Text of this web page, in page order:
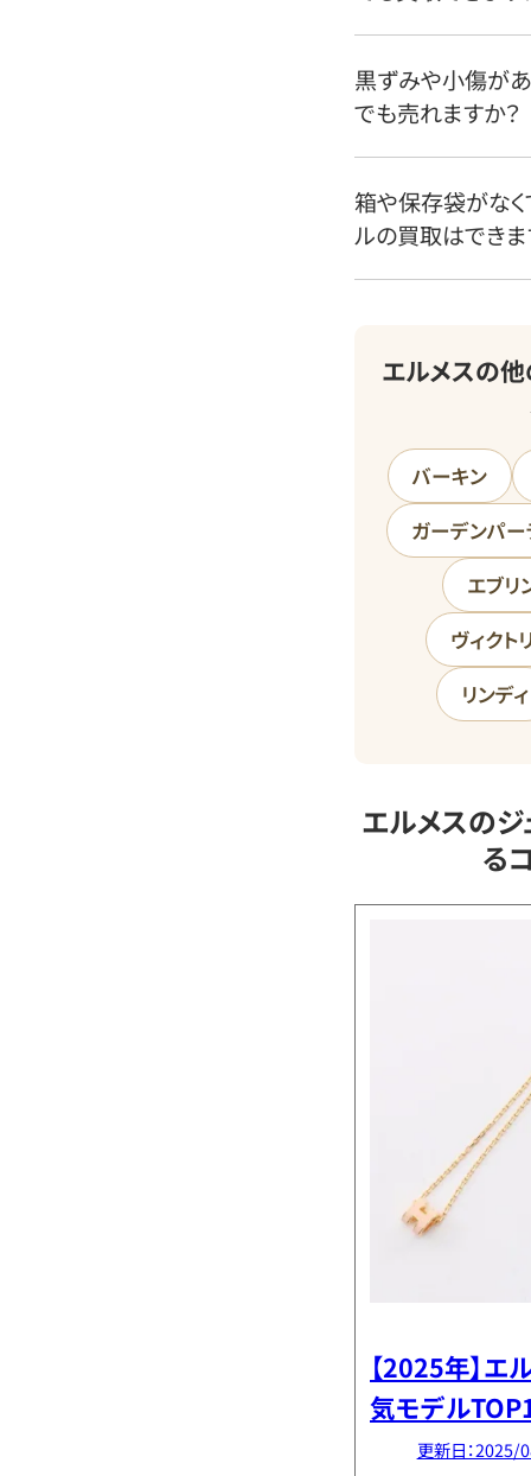
黒ずみや小傷が
でも売れますか？
箱や保存袋がなく
ルの買取はできま
エルメスの
バーキン
ガーデンパー
エブリ
ヴィクト
リンディ
エルメスの
る
【2025年】エ
気モデル
方法まで完
更新日：2025/